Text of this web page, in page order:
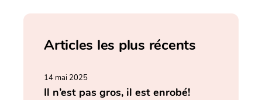
Articles les plus récents
14 mai 2025
Il n’est pas gros, il est enrobé!